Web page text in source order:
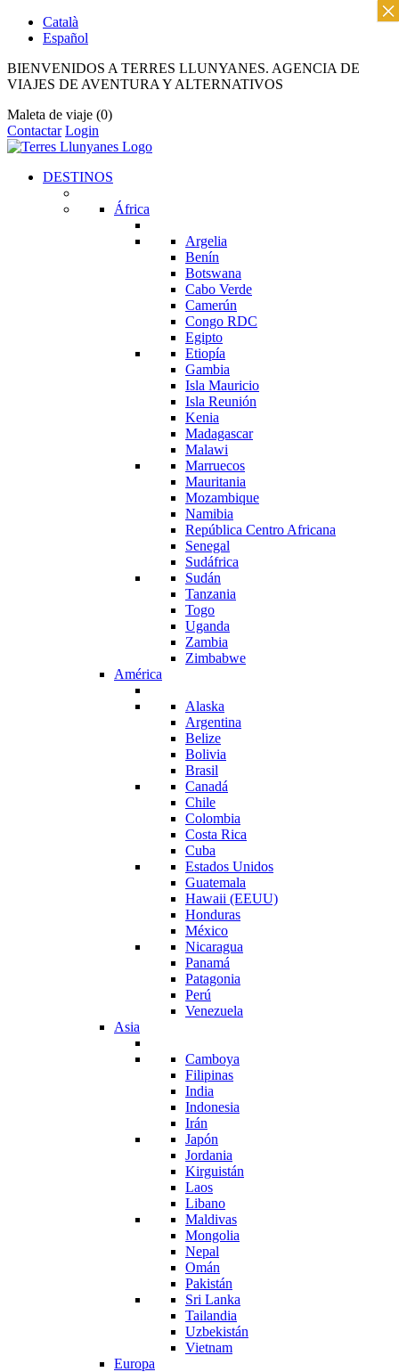
Català
Español
BIENVENIDOS A TERRES LLUNYANES. AGENCIA DE
VIAJES DE AVENTURA Y ALTERNATIVOS
Maleta de viaje (0)
Contactar Login
DESTINOS
África
Argelia
Benín
Botswana
Cabo Verde
Camerún
Congo RDC
Egipto
Etiopía
Gambia
Isla Mauricio
Isla Reunión
Kenia
Madagascar
Malawi
Marruecos
Mauritania
Mozambique
Namibia
República Centro Africana
Senegal
Sudáfrica
Sudán
Tanzania
Togo
Uganda
Zambia
Zimbabwe
América
Alaska
Argentina
Belize
Bolivia
Brasil
Canadá
Chile
Colombia
Costa Rica
Cuba
Estados Unidos
Guatemala
Hawaii (EEUU)
Honduras
México
Nicaragua
Panamá
Patagonia
Perú
Venezuela
Asia
Camboya
Filipinas
India
Indonesia
Irán
Japón
Jordania
Kirguistán
Laos
Libano
Maldivas
Mongolia
Nepal
Omán
Pakistán
Sri Lanka
Tailandia
Uzbekistán
Vietnam
Europa
×